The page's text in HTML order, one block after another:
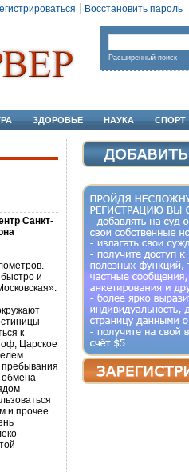
Восстановить пароль
Расширенный поиск
ЗДОРОВЬЕ НАУКА СПОРТ
Санкт-
и
к
Царское
пребывания
обмена
и прочее.